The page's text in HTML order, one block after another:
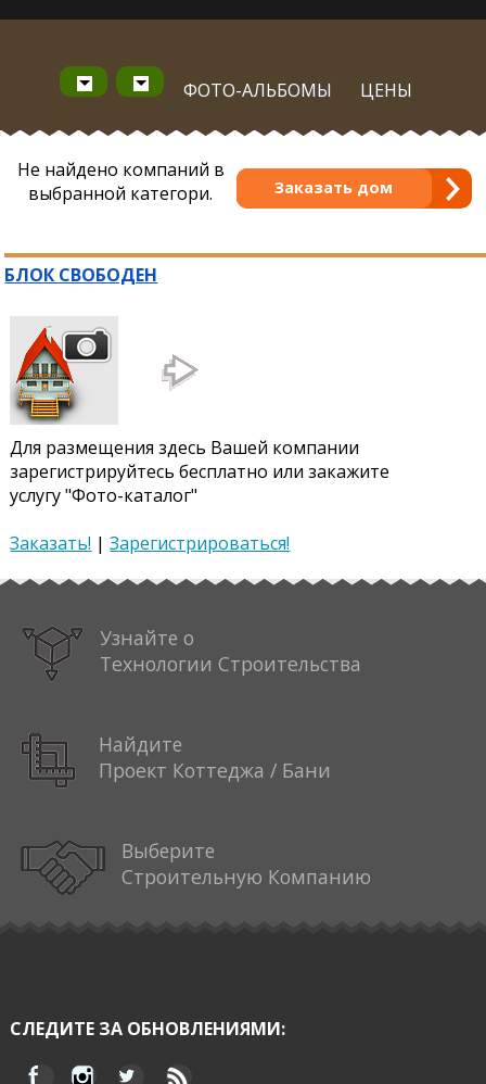
ФОТО-АЛЬБОМЫ ЦЕНЫ
Заказать дом
Не найдено компаний в
выбранной категори.
БЛОК СВОБОДЕН
Для размещения здесь Вашей компании
зарегистрируйтесь бесплатно или закажите
услугу "Фото-каталог"
Заказать! |Зарегистрироваться!
Узнайте о
Технологии Строительства
Найдите
Проект Коттеджа / Бани
Выберите
Строительную Компанию
СЛЕДИТЕ ЗА ОБНОВЛЕНИЯМИ: